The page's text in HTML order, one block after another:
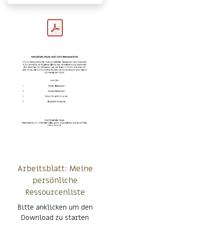
Arbeitsblatt: Meine
persönliche
Ressourcenliste
Bitte anklicken um den
Download zu starten